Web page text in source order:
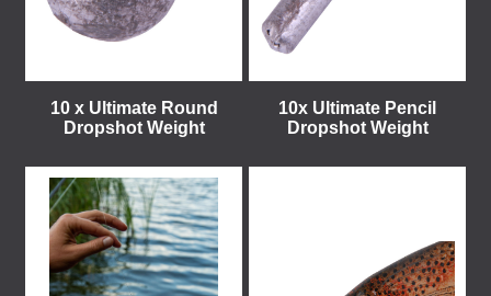
10 x Ultimate Round
Dropshot Weight
10x Ultimate Pencil
Dropshot Weight